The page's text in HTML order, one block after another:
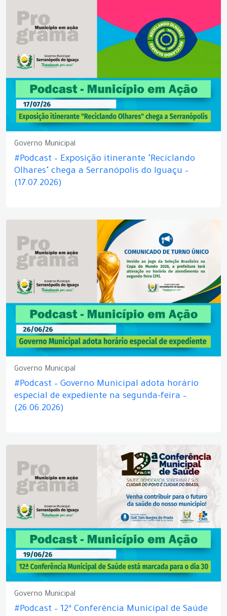
Governo Municipal
#Podcast – Exposição itinerante "Reciclando
Olhares" chega a Serranópolis do Iguaçu –
(17.07.2026)
Governo Municipal
#Podcast – Governo Municipal adota horário
especial de expediente na segunda-feira –
(26.06.2026)
Governo Municipal
#Podcast – 12ª Conferência Municipal de Saúde